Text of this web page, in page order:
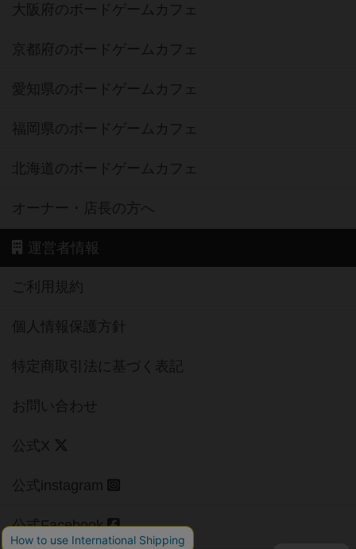
大阪府のボードゲームカフェ
京都府のボードゲームカフェ
愛知県のボードゲームカフェ
福岡県のボードゲームカフェ
北海道のボードゲームカフェ
オーナー・店長の方へ
運営者情報
ご利用規約
個人情報保護方針
特定商取引法に基づく表記
お問い合わせ
公式X
公式instagram
公式Facebook